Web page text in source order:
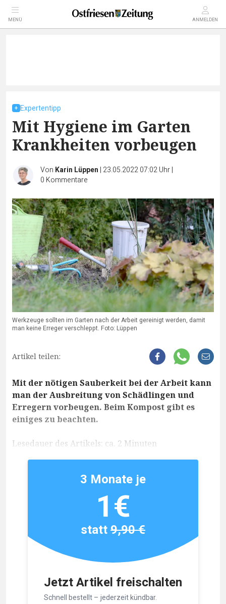
MENÜ ANMELDEN
Expertentipp
Mit Hygiene im Garten
Krankheiten vorbeugen
Von Karin Lüppen | 23.05.2022 07:02 Uhr|
0 Kommentare
Werkzeuge sollten im Garten nach der Arbeit gereinigt werden, damit
man keine Erreger verschleppt. Foto: Lüppen
Artikel teilen:
Mit der nötigen Sauberkeit bei der Arbeit kann
man der Ausbreitung von Schädlingen und
Erregern vorbeugen. Beim Kompost gibt es
einiges zu beachten.
Lesedauer des Artikels: ca. 2 Minuten
Jetzt Artikel freischalten
Schnell bestellt – jederzeit kündbar.
3 Monate je
1€
statt9,90 €